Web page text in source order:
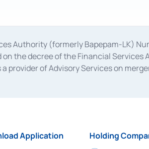
Authority (formerly Bapepam-LK)
on the decree of the Financial Services
provider of Advisory Services on
February 28, 2014, a business
Application Holding